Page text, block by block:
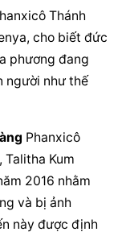
Thánh
cho biết đức
phương đang
người như thế
Phanxicô
Talitha Kum
2016 nhằm
và bị ảnh
này được định